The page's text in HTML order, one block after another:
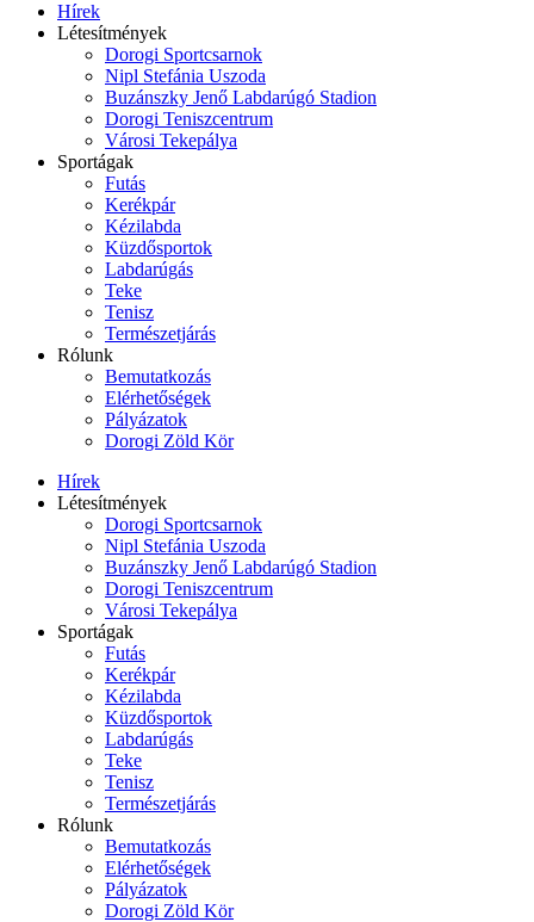
Hírek
Létesítmények
Dorogi Sportcsarnok
Nipl Stefánia Uszoda
Buzánszky Jenő Labdarúgó Stadion
Dorogi Teniszcentrum
Városi Tekepálya
Sportágak
Futás
Kerékpár
Kézilabda
Küzdősportok
Labdarúgás
Teke
Tenisz
Természetjárás
Rólunk
Bemutatkozás
Elérhetőségek
Pályázatok
Dorogi Zöld Kör
Hírek
Létesítmények
Dorogi Sportcsarnok
Nipl Stefánia Uszoda
Buzánszky Jenő Labdarúgó Stadion
Dorogi Teniszcentrum
Városi Tekepálya
Sportágak
Futás
Kerékpár
Kézilabda
Küzdősportok
Labdarúgás
Teke
Tenisz
Természetjárás
Rólunk
Bemutatkozás
Elérhetőségek
Pályázatok
Dorogi Zöld Kör